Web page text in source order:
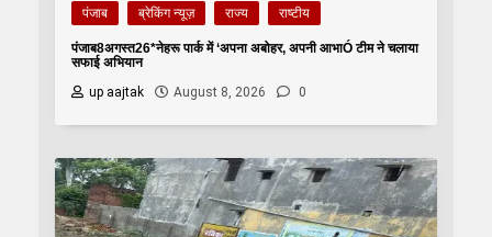
पंजाब ब्रेकिंग न्यूज़ राज्य राष्टीय
पंजाब8अगस्त26*नेहरू पार्क में ‘अपना अबोहर, अपनी आभाÓ टीम ने चलाया
सफाई अभियान
up aajtak
August 8, 2026 0